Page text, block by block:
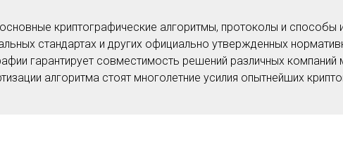
криптографические алгоритмы, протоколы и способы
стандартах и других официально утвержденных
гарантирует совместимость решений различных
алгоритма стоят многолетние усилия опытнейших